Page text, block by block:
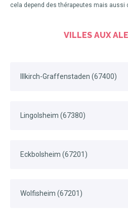
cela depend des thérapeutes mais aussi
VILLES AUX
Illkirch-Graffenstaden (67400)
Lingolsheim (67380)
Eckbolsheim (67201)
Wolfisheim (67201)